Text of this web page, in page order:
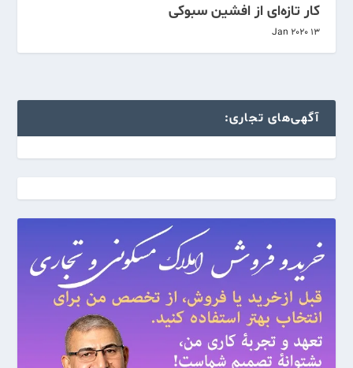
کار تازه‌ای از افشین سبوکی
13 Jan 2020
آگهی‌های تجاری: